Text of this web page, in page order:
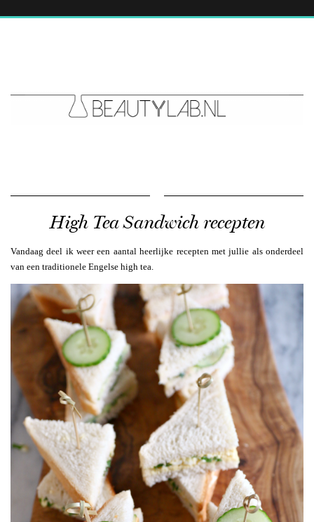
High Tea Sandwich recepten
Vandaag deel ik weer een aantal heerlijke recepten met jullie als onderdeel
van een traditionele Engelse high tea.